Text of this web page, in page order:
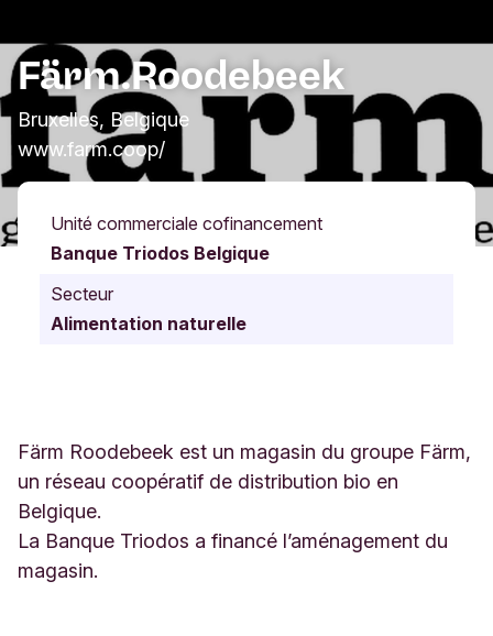
Färm.Roodebeek
Bruxelles, Belgique
www.farm.coop/
Unité commerciale cofinancement
Banque Triodos Belgique
Secteur
Alimentation naturelle
Färm Roodebeek est un magasin du groupe Färm,
un réseau coopératif de distribution bio en
Belgique.
La Banque Triodos a financé l’aménagement du
magasin.